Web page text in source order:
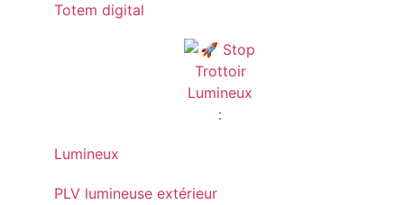
Totem digital
Lumineux
PLV lumineuse extérieur